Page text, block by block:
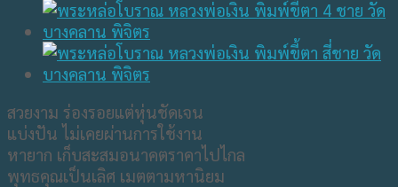
สวยงาม ร่องรอยแต่หุ่นชัดเจน
แบ่งปัน ไม่เคยผ่านการใช้งาน
หายาก เก็บสะสมอนาคตราคาไปไกล
พุทธคุณเป็นเลิศ เมตตามหานิยม